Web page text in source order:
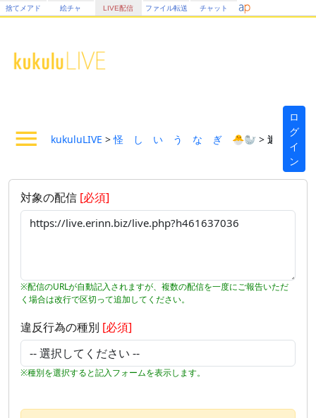
捨てメアド 絵チャ LIVE配信 ファイル転送 チャット
kukuluLIVE >怪゚し゚い゚う゚な゚ぎ゚🐣🦭 > 違反放送
ロ
グ
イ
ン
対象の配信 [必須]
※配信のURLが自動記入されますが、複数の配信を一度にご報告いただ
く場合は改行で区切って追加してください。
違反行為の種別 [必須]
※種別を選択すると記入フォームを表示します。